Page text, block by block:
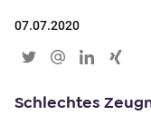
M
i
07.07.2020
Schlechtes